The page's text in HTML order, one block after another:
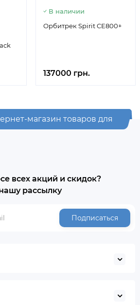
В наличии
Орбитрек Spirit CE800+
137000 грн.
магазин товаров для
всех акций и скидок?
рассылку
Подписаться